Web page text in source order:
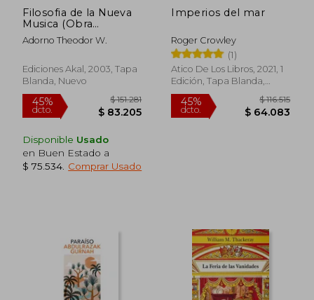
20%
dcto. $ 95.200
Filosofia de la Nueva
Musica (Obra
Completa, 12)
Adorno Theodor W.
Ediciones Akal, 2003, Tapa
Blanda, Nuevo
Disponible Usado
en Buen Estado a
$ 75.534 Comprar Usado
Imperios del mar
Roger Crowley
(1)
Atico De Los Libros, 2021, 1
Edición, Tapa Blanda,
Nuevo